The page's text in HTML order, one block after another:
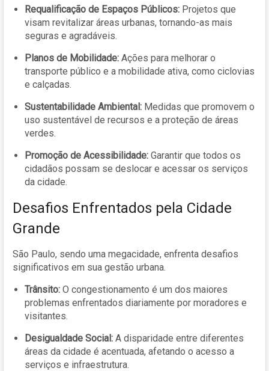
Requalificação de Espaços Públicos: Projetos que
visam revitalizar áreas urbanas, tornando-as mais
seguras e agradáveis.
Planos de Mobilidade: Ações para melhorar o
transporte público e a mobilidade ativa, como ciclovias
e calçadas.
Sustentabilidade Ambiental: Medidas que promovem o
uso sustentável de recursos e a proteção de áreas
verdes.
Promoção de Acessibilidade: Garantir que todos os
cidadãos possam se deslocar e acessar os serviços
da cidade.
Desafios Enfrentados pela Cidade
Grande
São Paulo, sendo uma megacidade, enfrenta desafios
significativos em sua gestão urbana.
Trânsito: O congestionamento é um dos maiores
problemas enfrentados diariamente por moradores e
visitantes.
Desigualdade Social: A disparidade entre diferentes
áreas da cidade é acentuada, afetando o acesso a
serviços e infraestrutura.